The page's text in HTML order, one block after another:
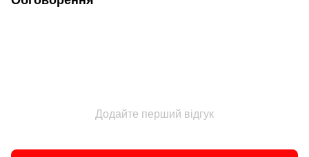
Додайте перший відгук